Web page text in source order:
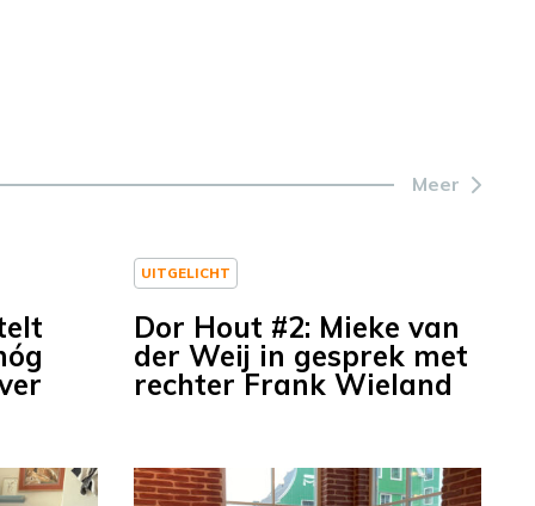
Meer
UITGELICHT
Dor Hout #2: Mieke van
der Weij in gesprek met
rechter Frank Wieland